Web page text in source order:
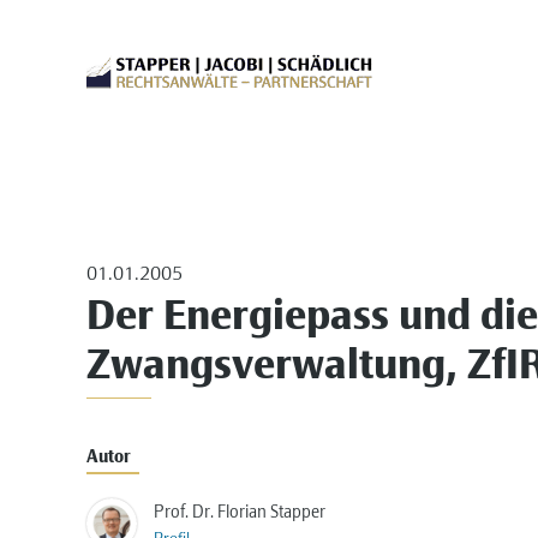
01.01.2005
Der Energiepass und
Zwangsverwaltung,
Autor
Prof. Dr. Florian Stapper